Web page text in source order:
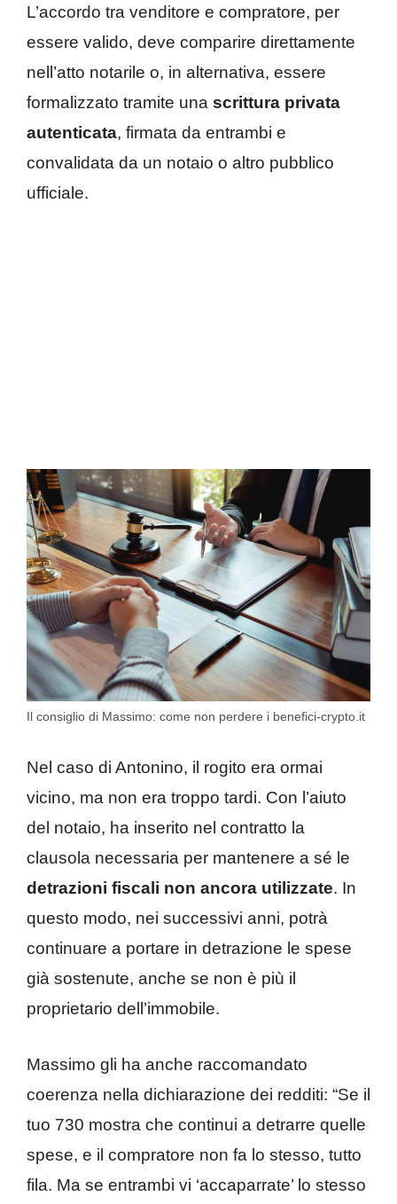
L’accordo tra venditore e compratore, per
essere valido, deve comparire direttamente
nell’atto notarile o, in alternativa, essere
formalizzato tramite una scrittura privata
autenticata, firmata da entrambi e
convalidata da un notaio o altro pubblico
ufficiale.
Il consiglio di Massimo: come non perdere i benefici-crypto.it
Nel caso di Antonino, il rogito era ormai
vicino, ma non era troppo tardi. Con l’aiuto
del notaio, ha inserito nel contratto la
clausola necessaria per mantenere a sé le
detrazioni fiscali non ancora utilizzate. In
questo modo, nei successivi anni, potrà
continuare a portare in detrazione le spese
già sostenute, anche se non è più il
proprietario dell’immobile.
Massimo gli ha anche raccomandato
coerenza nella dichiarazione dei redditi: “Se il
tuo 730 mostra che continui a detrarre quelle
spese, e il compratore non fa lo stesso, tutto
fila. Ma se entrambi vi ‘accaparrate’ lo stesso